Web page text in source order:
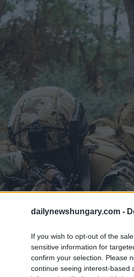
dailynewshungary.com -
If you wish to opt-out of the
sensitive information for
confirm your selection. Please
continue seeing interest-based